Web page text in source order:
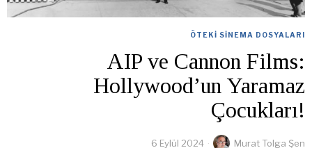
ÖTEKI SINEMA DOSYALARI
AIP ve Cannon Films:
Hollywood’un Yaramaz
Çocukları!
6 Eylül 2024 Murat Tolga Şen